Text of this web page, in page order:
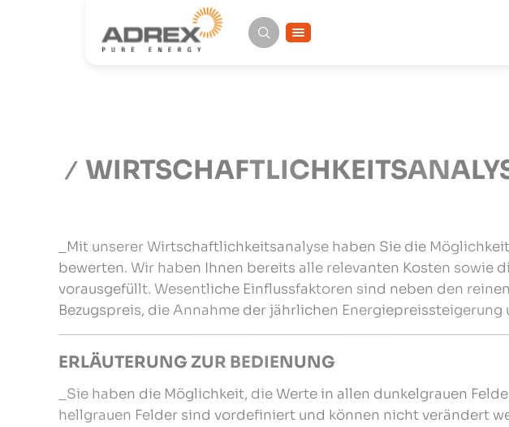
_Mit unserer Wirtschaftlichkeitsanalyse haben Sie die
bewerten. Wir haben Ihnen bereits alle relevanten Kosten sowie
vorausgefüllt. Wesentliche Einflussfaktoren sind neben den
Bezugspreis, die Annahme der jährlichen
ERLÄUTERUNG ZUR BEDIENUNG
_Sie haben die Möglichkeit, die Werte in allen dunkelgrauen
hellgrauen Felder sind vordefiniert und können nicht verändert